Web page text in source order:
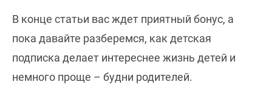
В конце статьи вас ждет приятный бонус, а
пока давайте разберемся, как детская
подписка делает интереснее жизнь детей и
немного проще – будни родителей.